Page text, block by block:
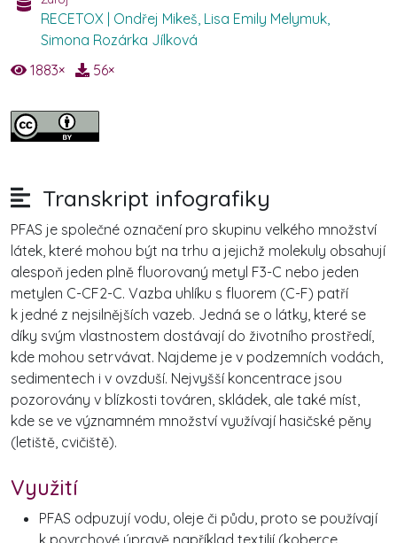
RECETOX | Ondřej Mikeš, Lisa Emily Melymuk,
Simona Rozárka Jílková
1883× 56×
Transkript infografiky
PFAS je společné označení pro skupinu velkého množství
látek, které mohou být na trhu a jejichž molekuly obsahují
alespoň jeden plně fluorovaný metyl F3-C nebo jeden
metylen C-CF2-C. Vazba uhlíku s fluorem (C-F) patří
k jedné z nejsilnějších vazeb. Jedná se o látky, které se
díky svým vlastnostem dostávají do životního prostředí,
kde mohou setrvávat. Najdeme je v podzemních vodách,
sedimentech i v ovzduší. Nejvyšší koncentrace jsou
pozorovány v blízkosti továren, skládek, ale také míst,
kde se ve významném množství využívají hasičské pěny
(letiště, cvičiště).
Využití
PFAS odpuzují vodu, oleje či půdu, proto se používají
k povrchové úpravě například textilií (koberce,